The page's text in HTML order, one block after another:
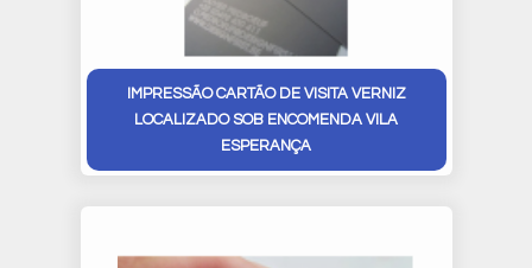
IMPRESSÃO CARTÃO DE VISITA VERNIZ
LOCALIZADO SOB ENCOMENDA VILA
ESPERANÇA